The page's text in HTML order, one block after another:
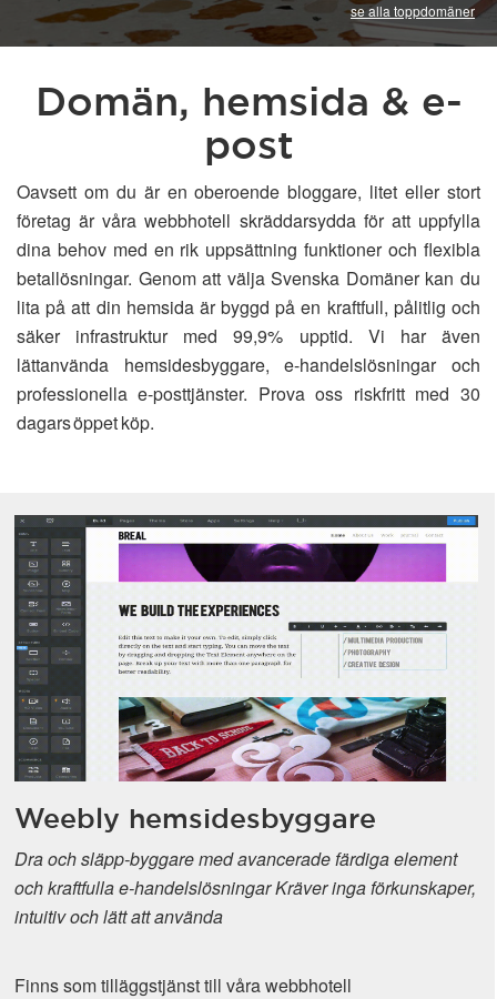
se alla toppdomäner
Domän, hemsida & e-
post
Oavsett om du är en oberoende bloggare, litet eller stort
företag är våra webbhotell skräddarsydda för att uppfylla
dina behov med en rik uppsättning funktioner och flexibla
betallösningar. Genom att välja Svenska Domäner kan du
lita på att din hemsida är byggd på en kraftfull, pålitlig och
säker infrastruktur med 99,9% upptid. Vi har även
lättanvända hemsidesbyggare, e-handelslösningar och
professionella e-posttjänster. Prova oss riskfritt med 30
dagars öppet köp.
Weebly hemsidesbyggare
Dra och släpp-byggare med avancerade färdiga element
och kraftfulla e-handelslösningar Kräver inga förkunskaper,
intuitiv och lätt att använda
Finns som tilläggstjänst till våra webbhotell